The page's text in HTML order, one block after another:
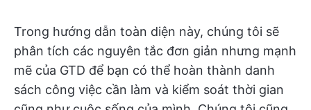
Trong hướng dẫn toàn diện này, chúng tôi sẽ
phân tích các nguyên tắc đơn giản nhưng mạnh
mẽ của GTD để bạn có thể hoàn thành danh
sách công việc cần làm và kiểm soát thời gian